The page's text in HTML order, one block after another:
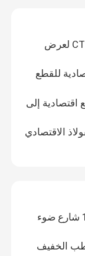
خط قص وطول آلي بالكامل CTL12×1600 لعرض
6 × 1800 آلة اقتصادية للقطع
6 × 1600 آلة قطع اقتصادية إلى
الاقتصادي
آليّ استدقاق عمليّة قطع آلة, 12000mm شارع ضوء